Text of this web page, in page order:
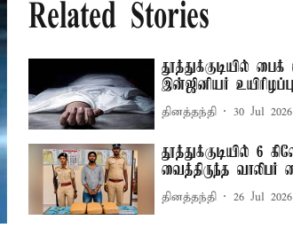
Related Stories
தூத்துக்குடியில் பைக்
இன்ஜினியர் உயிரிழப்பு
தினத்தந்தி 30 Jul 2026
தூத்துக்குடியில் 6
வைத்திருந்த வாலிபர்
தினத்தந்தி 26 Jul 2026